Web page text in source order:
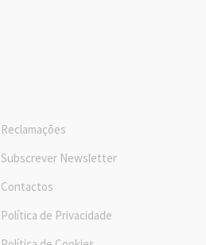
Reclamações
Subscrever Newsletter
Contactos
Política de Privacidade